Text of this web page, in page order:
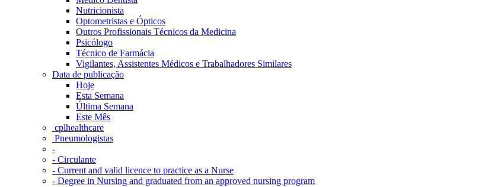
Nutricionista
Optometristas e Ópticos
Outros Profissionais Técnicos da Medicina
Psicólogo
Técnico de Farmácia
Vigilantes, Assistentes Médicos e Trabalhadores Similares
Data de publicação
Hoje
Esta Semana
Última Semana
Este Mês
‎ cplhealthcare‬
Pneumologistas
-
- Circulante
- Current and valid licence to practice as a Nurse
- Degree in Nursing and graduated from an approved nursing program